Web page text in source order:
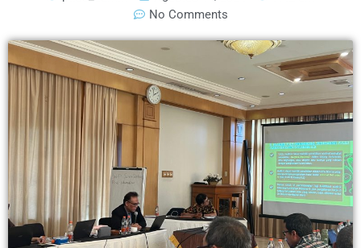
No Comments